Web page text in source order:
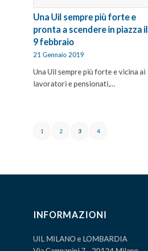
Una Uil sempre più forte e
pronta a scendere in piazza il
9 febbraio
21 Gennaio 2019
Una Uil sempre più forte e vicina ai
lavoratori e pensionati,…
1 2 3 4
INFORMAZIONI
UIL MILANO e LOMBARDIA